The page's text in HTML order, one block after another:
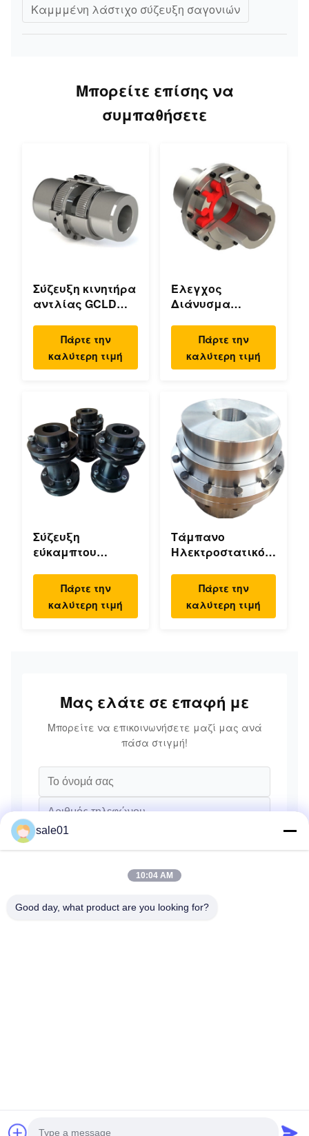
Καμμμένη λάστιχο σύζευξη σαγονιών
Μπορείτε επίσης να
συμπαθήσετε
Σύζευξη κινητήρα
αντλίας GCLD
αντλίας GCLD
Προσαρμοσμένη
συμπαγής
Πάρτε την
καλύτερη τιμή
Έλεγχος
Διάνυσμα
Μηχανικός
Διπλής Φλάντζας
Τροχιακά
Πάρτε την
καλύτερη τιμή
Σύζευξη
εύκαμπτου
μηδενικής τάσης,
διπλού δίσκου,
υψηλής
Πάρτε την
καλύτερη τιμή
Τάμπανο
Ηλεκτροστατικό
Ψεκασμού
Ευέλικτο Γεραίο
Υψηλή ακρίβεια
Πάρτε την
καλύτερη τιμή
Μας ελάτε σε επαφή με
Μπορείτε να επικοινωνήσετε μαζί μας ανά
πάσα στιγμή!
© 2026 Hefei Purple Horn E-Commerce Co., Ltd.. All Rights Reserved.
sale01
10:04 AM
Good day, what product are you looking for?